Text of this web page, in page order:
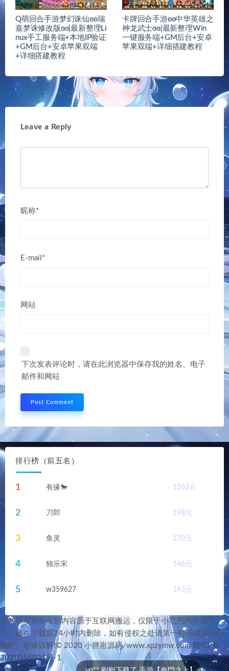
Q萌回合手游梦幻诛仙ʚʚ瑞
嘉梦诛修改版ɞɞ|最新整理Li
nux手工服务端+本地IP验证
+GM后台+安卓苹果双端
+详细搭建教程
卡牌回合手游ʚʚ中华英雄之
神龙武士ɞɞ|最新整理Win
一键服务端+GM后台+安卓
苹果双端+详细搭建教程
Leave a Reply
昵称*
E-mail*
网站
下次发表评论时，请在此浏览器中保存我的姓名、电子
邮件和网站
排行榜（前五名）
1 有缘🐎 1262元
2 刀郎 198元
3 鱼灵 170元
4 独乐宋 146元
5 w359627 143元
本站所发布的全部内容源于互联网搬运，仅限于小范围内传播学
习，请在下载后24小时内删除，如有侵权之处请第一时间联系我们
删除。敬请谅解!© 2020 小胖崽源码/www.xpzymw.com 赣ICP备
2025055021号-1